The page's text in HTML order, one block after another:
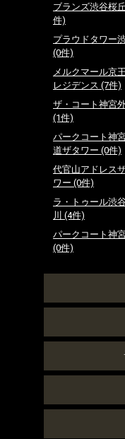
ブランズ渋谷桜丘
件)
プラウドタワー
(0件)
メルクマール京
レジデンス (7件)
ザ・コート神宮
(1件)
パークコート神
道ザタワー (0件)
代官山アドレス
ワー (0件)
ラ・トゥール渋
川 (4件)
パークコート神
(0件)